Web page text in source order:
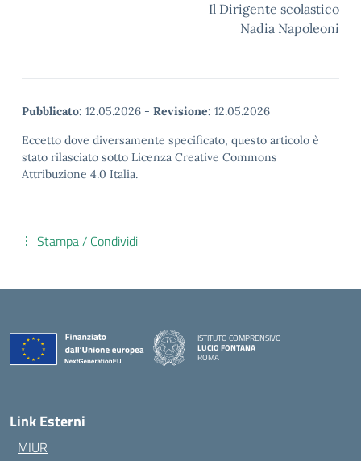
Il Dirigente scolastico
Nadia Napoleoni
Pubblicato: 12.05.2026 - Revisione: 12.05.2026
Eccetto dove diversamente specificato, questo articolo è
stato rilasciato sotto Licenza Creative Commons
Attribuzione 4.0 Italia.
Stampa / Condividi
ISTITUTO COMPRENSIVO
LUCIO FONTANA
ROMA
Link Esterni
MIUR